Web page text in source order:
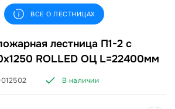
ВСЕ О ЛЕСТНИЦАХ
лестница П1-2 с
ROLLED ОЦ L=22400мм
В наличии